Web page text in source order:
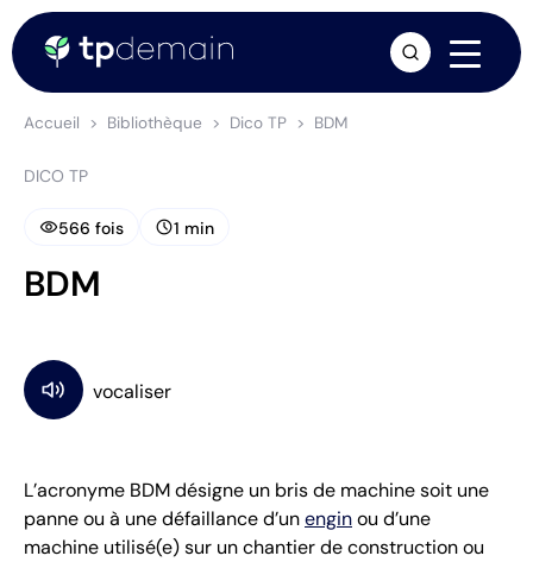
Accueil Bibliothèque Dico TP BDM
DICO TP
visibility566 fois schedule1 min
BDM
L’acronyme BDM désigne un bris de machine soit une
panne ou à une défaillance d’unenginou d’une
machine utilisé(e) sur un chantier de construction ou
arrow_forward